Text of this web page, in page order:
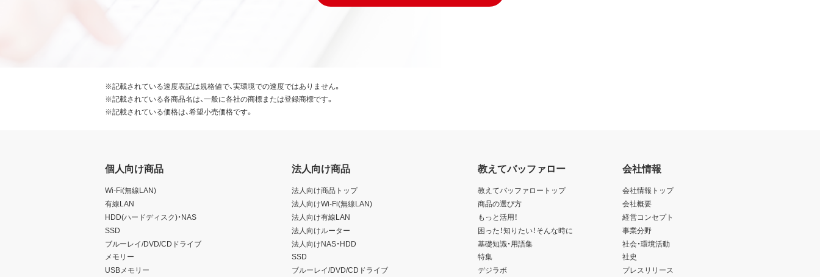
※記載されている速度表記は規格値で、実環境での速度ではありません。
※記載されている各商品名は、一般に各社の商標または登録商標です。
※記載されている価格は、希望小売価格です。
個人向け商品
Wi-Fi(無線LAN)
有線LAN
HDD(ハードディスク)・NAS
SSD
ブルーレイ/DVD/CDドライブ
メモリー
USBメモリー
法人向け商品
法人向け商品トップ
法人向けWi-Fi(無線LAN)
法人向け有線LAN
法人向けルーター
法人向けNAS・HDD
SSD
ブルーレイ/DVD/CDドライブ
教えてバッファロー
教えてバッファロートップ
商品の選び方
もっと活用！
困った！知りたい！そんな時に
基礎知識・用語集
特集
デジラボ
会社情報
会社情報トップ
会社概要
経営コンセプト
事業分野
社会・環境活動
社史
プレスリリース